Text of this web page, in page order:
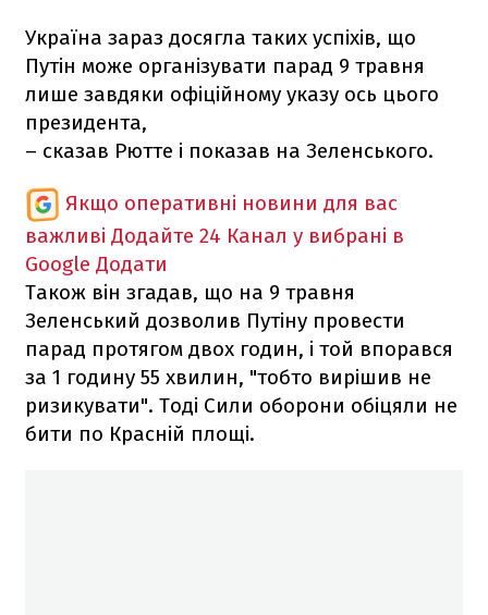
Україна зараз досягла таких успіхів, що
Путін може організувати парад 9 травня
лише завдяки офіційному указу ось цього
президента,
– сказав Рютте і показав на Зеленського.
Якщо оперативні новини для вас
важливі Додайте 24 Канал у вибрані в
Google Додати
Також він згадав, що на 9 травня
Зеленський дозволив Путіну провести
парад протягом двох годин, і той впорався
за 1 годину 55 хвилин, "тобто вирішив не
ризикувати". Тоді Сили оборони обіцяли не
бити по Красній площі.